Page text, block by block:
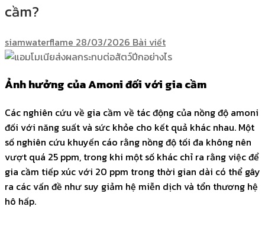
cầm?
siamwaterflame 28/03/2026 Bài viết
Ảnh hưởng của Amoni đối với gia cầm
Các nghiên cứu về gia cầm về tác động của nồng độ amoni
đối với năng suất và sức khỏe cho kết quả khác nhau. Một
số nghiên cứu khuyến cáo rằng nồng độ tối đa không nên
vượt quá 25 ppm, trong khi một số khác chỉ ra rằng việc để
gia cầm tiếp xúc với 20 ppm trong thời gian dài có thể gây
ra các vấn đề như suy giảm hệ miễn dịch và tổn thương hệ
hô hấp.